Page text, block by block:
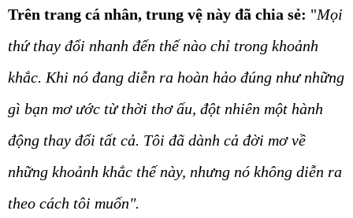
Trên trang cá nhân, trung vệ này đã chia sẻ: "Mọi
thứ thay đổi nhanh đến thế nào chỉ trong khoảnh
khắc. Khi nó đang diễn ra hoàn hảo đúng như những
gì bạn mơ ước từ thời thơ ấu, đột nhiên một hành
động thay đổi tất cả. Tôi đã dành cả đời mơ về
những khoảnh khắc thế này, nhưng nó không diễn ra
theo cách tôi muốn".